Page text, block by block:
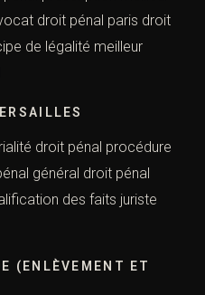
PUBLIQUES
avocat paris droit
prescription meilleur
de légalité meilleur
droit pénal procédure
général droit pénal